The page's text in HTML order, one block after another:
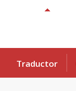
Traductor